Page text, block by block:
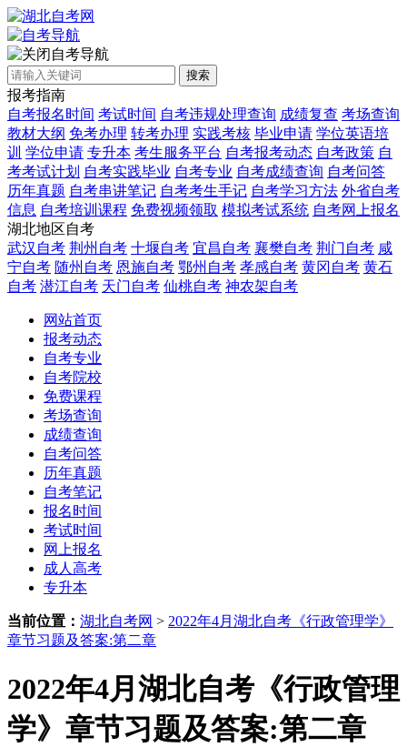
自考导航
搜索
报考指南
自考报名时间 考试时间 自考违规处理查询 成绩复查 考场查询
教材大纲 免考办理 转考办理 实践考核 毕业申请 学位英语培
训 学位申请 专升本 考生服务平台 自考报考动态 自考政策 自
考考试计划 自考实践毕业 自考专业 自考成绩查询 自考问答
历年真题 自考串讲笔记 自考考生手记 自考学习方法 外省自考
信息 自考培训课程 免费视频领取 模拟考试系统 自考网上报名
湖北地区自考
武汉自考 荆州自考 十堰自考 宜昌自考 襄樊自考 荆门自考 咸
宁自考 随州自考 恩施自考 鄂州自考 孝感自考 黄冈自考 黄石
自考 潜江自考 天门自考 仙桃自考 神农架自考
网站首页
报考动态
自考专业
自考院校
免费课程
考场查询
成绩查询
自考问答
历年真题
自考笔记
报名时间
考试时间
网上报名
成人高考
专升本
当前位置： 湖北自考网 > 2022年4月湖北自考《行政管理学》
章节习题及答案:第二章
2022年4月湖北自考《行政管理
学》章节习题及答案:第二章